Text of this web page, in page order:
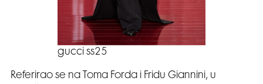
gucci ss25
Referirao se na Toma Forda i Fridu Giannini, u